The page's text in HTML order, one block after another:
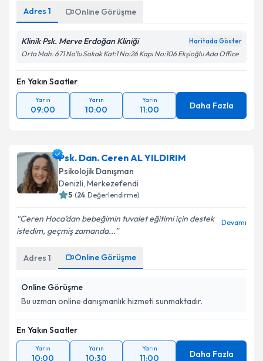
Adres 1 Online Görüşme
Klinik Psk. Merve Erdoğan Kliniği Haritada Göster
Orta Mah. 671 No’lu Sokak Kat:1 No:26 Kapı No:106 Ekşioğlu Ada Office
En Yakın Saatler
Yarın
09:00
Yarın
10:00
Yarın
11:00 Daha Fazla
Psk. Dan. Ceren AL YILDIRIM
Psikolojik Danışman
Denizli, Merkezefendi
5 (24 Değerlendirme)
Ceren Hoca’dan bebeğimin tuvalet eğitimi için destek
istedim, geçmiş zamanda...
Devamı
Adres 1 Online Görüşme
Online Görüşme
Bu uzman online danışmanlık hizmeti sunmaktadır.
En Yakın Saatler
Yarın
10:00
Yarın
10:30
Yarın
11:00 Daha Fazla